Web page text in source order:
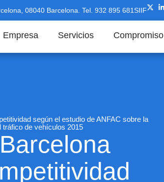
08040 Barcelona. Tel. 932 895 681SIIF
Empresa Servicios Compromiso
según el estudio de ANFAC sobre la
tráfico de vehículos 2015